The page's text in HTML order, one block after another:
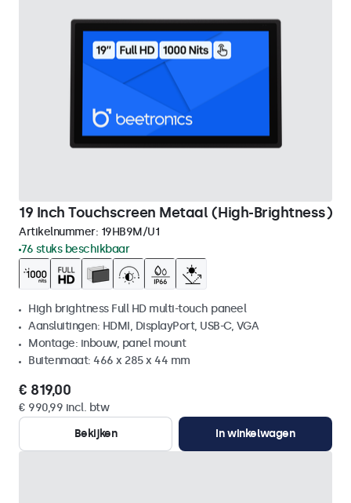
19 Inch Touchscreen Metaal (High-Brightness)
Artikelnummer: 19HB9M/U1
76 stuks beschikbaar
High brightness Full HD multi-touch paneel
Aansluitingen: HDMI, DisplayPort, USB-C, VGA
Montage: inbouw, panel mount
Buitenmaat: 466 x 285 x 44 mm
€ 819,00
€ 990,99 incl. btw
Bekijken
In winkelwagen